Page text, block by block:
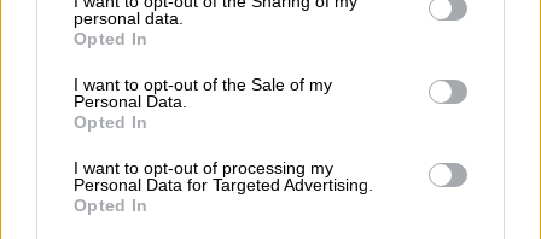
personal data.
Opted In
I want to opt-out of the Sale of my
Personal Data.
Opted In
I want to opt-out of processing my
Personal Data for Targeted Advertising.
Opted In